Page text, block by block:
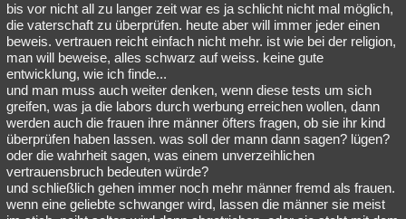
bis vor nicht all zu langer zeit war es ja schlicht nicht mal möglich,
die vaterschaft zu überprüfen. heute aber will immer jeder einen
beweis. vertrauen reicht einfach nicht mehr. ist wie bei der religion,
man will beweise, alles schwarz auf weiss. keine gute
entwicklung, wie ich finde...
und man muss auch weiter denken, wenn diese tests um sich
greifen, was ja die labors durch werbung erreichen wollen, dann
werden auch die frauen ihre männer öfters fragen, ob sie ihr kind
überprüfen haben lassen. was soll der mann dann sagen? lügen?
oder die wahrheit sagen, was einem unverzeihlichen
vertrauensbruch bedeuten würde?
und schließlich gehen immer noch mehr männer fremd als frauen.
wenn eine geliebte schwanger wird, lassen die männer sie meist